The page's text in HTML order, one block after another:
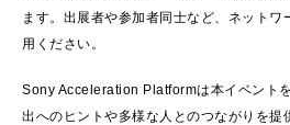
ます。出展者や参加者同士など、ネット
用ください。
Sony Acceleration Platformは本イベント
出へのヒントや多様な人とのつながりを提